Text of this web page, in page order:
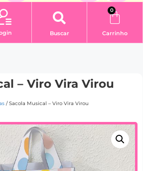
Buscar
0
Carrinho
– Viro Vira Virou
/ Sacola Musical – Viro Vira Virou